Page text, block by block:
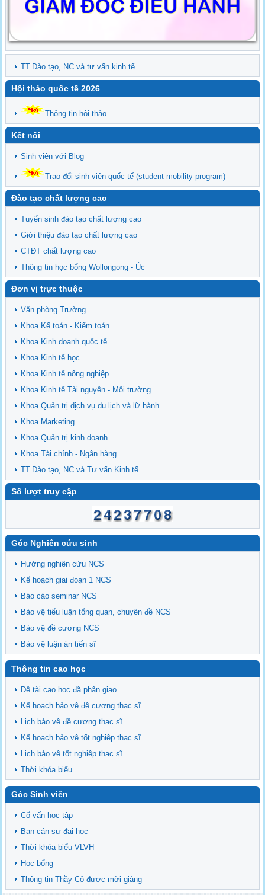
TT.Đào tạo, NC và tư vấn kinh tế
Hội thảo quốc tế 2026
Thông tin hội thảo
Kết nối
Sinh viên với Blog
Trao đổi sinh viên quốc tế (student mobility program)
Đào tạo chất lượng cao
Tuyển sinh đào tạo chất lượng cao
Giới thiệu đào tạo chất lượng cao
CTĐT chất lượng cao
Thông tin học bổng Wollongong - Úc
Đơn vị trực thuộc
Văn phòng Trường
Khoa Kế toán - Kiểm toán
Khoa Kinh doanh quốc tế
Khoa Kinh tế học
Khoa Kinh tế nông nghiệp
Khoa Kinh tế Tài nguyên - Môi trường
Khoa Quản trị dịch vụ du lịch và lữ hành
Khoa Marketing
Khoa Quản trị kinh doanh
Khoa Tài chính - Ngân hàng
TT.Đào tạo, NC và Tư vấn Kinh tế
Số lượt truy cập
Góc Nghiên cứu sinh
Hướng nghiên cứu NCS
Kế hoạch giai đoạn 1 NCS
Báo cáo seminar NCS
Bảo vệ tiểu luận tổng quan, chuyên đề NCS
Bảo vệ đề cương NCS
Bảo vệ luận án tiến sĩ
Thông tin cao học
Đề tài cao học đã phân giao
Kế hoạch bảo vệ đề cương thạc sĩ
Lịch bảo vệ đề cương thạc sĩ
Kế hoạch bảo vệ tốt nghiệp thạc sĩ
Lịch bảo vệ tốt nghiệp thạc sĩ
Thời khóa biểu
Góc Sinh viên
Cố vấn học tập
Ban cán sự đại học
Thời khóa biểu VLVH
Học bổng
Thông tin Thầy Cô được mời giảng